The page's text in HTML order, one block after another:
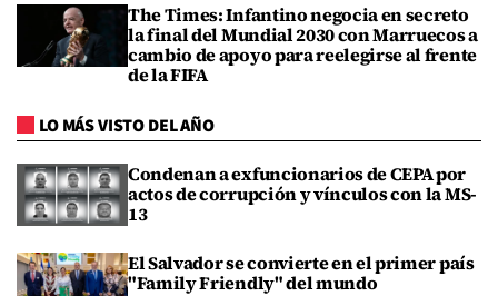
The Times: Infantino negocia en secreto
la final del Mundial 2030 con Marruecos a
cambio de apoyo para reelegirse al frente
de la FIFA
LO MÁS VISTO DEL AÑO
Condenan a exfuncionarios de CEPA por
actos de corrupción y vínculos con la MS-
13
El Salvador se convierte en el primer país
"Family Friendly" del mundo